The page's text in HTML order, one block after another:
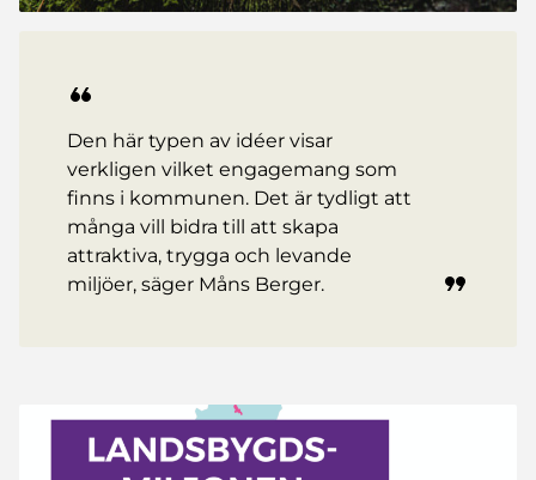
Den här typen av idéer visar
verkligen vilket engagemang som
finns i kommunen. Det är tydligt att
många vill bidra till att skapa
attraktiva, trygga och levande
miljöer, säger Måns Berger.